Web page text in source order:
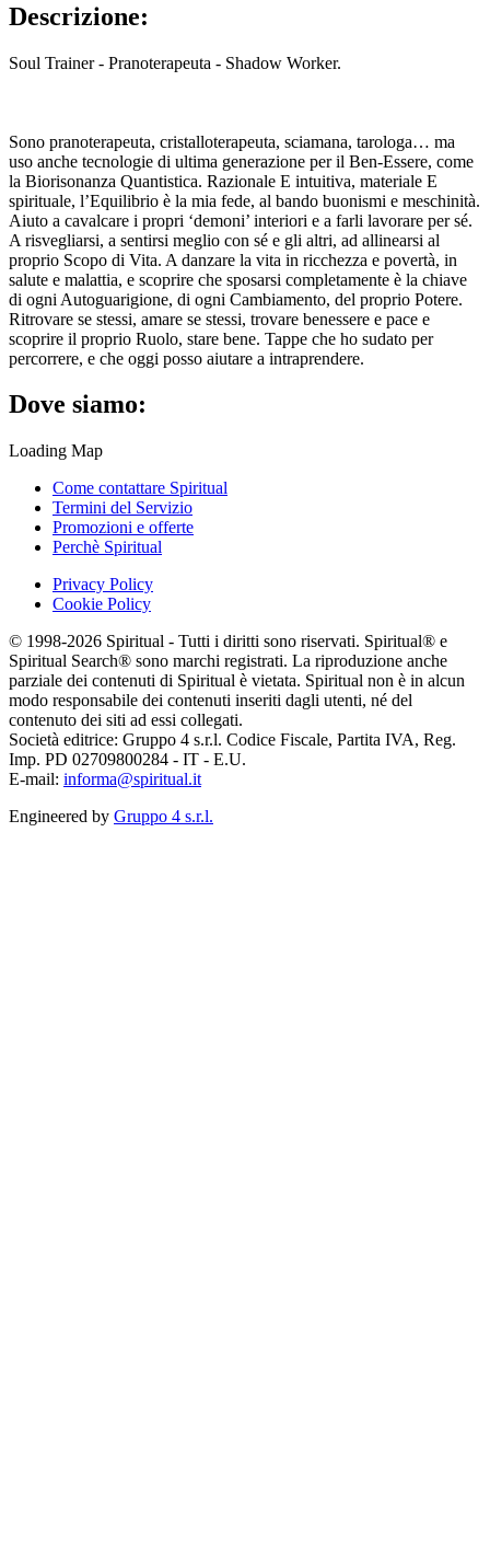
Descrizione:
Soul Trainer - Pranoterapeuta - Shadow Worker.
Sono pranoterapeuta, cristalloterapeuta, sciamana, tarologa… ma
uso anche tecnologie di ultima generazione per il Ben-Essere, come
la Biorisonanza Quantistica. Razionale E intuitiva, materiale E
spirituale, l’Equilibrio è la mia fede, al bando buonismi e meschinità.
Aiuto a cavalcare i propri ‘demoni’ interiori e a farli lavorare per sé.
A risvegliarsi, a sentirsi meglio con sé e gli altri, ad allinearsi al
proprio Scopo di Vita. A danzare la vita in ricchezza e povertà, in
salute e malattia, e scoprire che sposarsi completamente è la chiave
di ogni Autoguarigione, di ogni Cambiamento, del proprio Potere.
Ritrovare se stessi, amare se stessi, trovare benessere e pace e
scoprire il proprio Ruolo, stare bene. Tappe che ho sudato per
percorrere, e che oggi posso aiutare a intraprendere.
Dove siamo:
Loading Map
Come contattare Spiritual
Termini del Servizio
Promozioni e offerte
Perchè Spiritual
Privacy Policy
Cookie Policy
© 1998-2026 Spiritual - Tutti i diritti sono riservati. Spiritual® e
Spiritual Search® sono marchi registrati. La riproduzione anche
parziale dei contenuti di Spiritual è vietata. Spiritual non è in alcun
modo responsabile dei contenuti inseriti dagli utenti, né del
contenuto dei siti ad essi collegati.
Società editrice: Gruppo 4 s.r.l. Codice Fiscale, Partita IVA, Reg.
Imp. PD 02709800284 - IT - E.U.
E-mail: informa@spiritual.it
Engineered by Gruppo 4 s.r.l.